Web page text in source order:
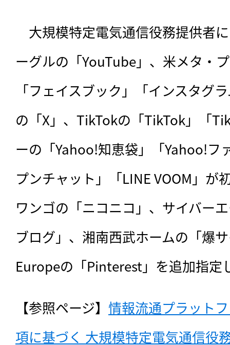
大規模特定電気通信役務提供者
ーグルの「YouTube」、米メタ・
「フェイスブック」「インスタグ
の「X」、TikTokの「TikTok」「
ーの「Yahoo!知恵袋」「Yahoo!フ
プンチャット」「LINE VOOM」が
ワンゴの「ニコニコ」、サイバー
ブログ」、湘南西武ホームの「爆
Europeの「Pinterest」を追加指定
【参照ページ】 情報流通プラット
項に基づく 大規模特定電気通信役